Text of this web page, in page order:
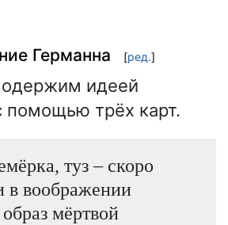
Германна [ред.]
идеей
помощью трёх карт.
туз – скоро
в воображении
мёртвой